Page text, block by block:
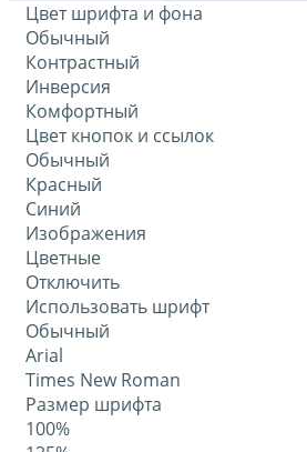
Цвет шрифта и фона
Обычный
Контрастный
Инверсия
Комфортный
Цвет кнопок и ссылок
Обычный
Красный
Синий
Изображения
Цветные
Отключить
Использовать шрифт
Обычный
Arial
Times New Roman
Размер шрифта
100%